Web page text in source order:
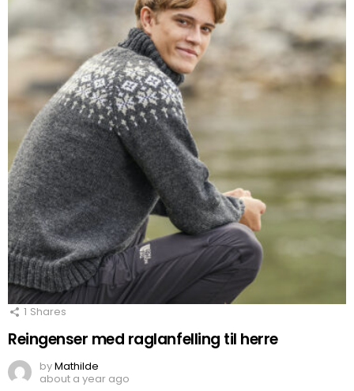
1 Shares
Reingenser med raglanfelling til herre
byMathilde
about a year ago